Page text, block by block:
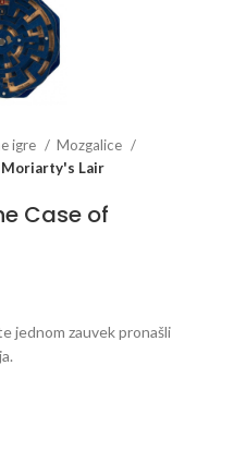
igre
Mozgalice
Moriarty's Lair
Case of
jednom zauvek pronašli